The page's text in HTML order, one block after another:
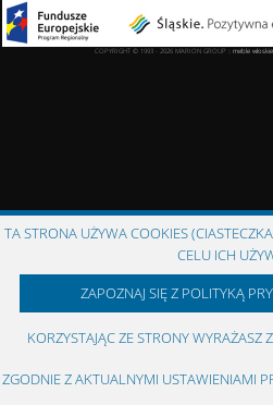
ZOBACZ PRODUKT
COPYRIGHT © 1993 - 2026 MARION GROUP ::meble
TA STRONA UŻYWA COOKIES
CELU ICH
ZAPOZNAJ SIĘ Z POLITYKĄ
KORZYSTAJĄC ZE STRONY
ZGODNIE Z AKTUALNYMI USTAWIENIAMI